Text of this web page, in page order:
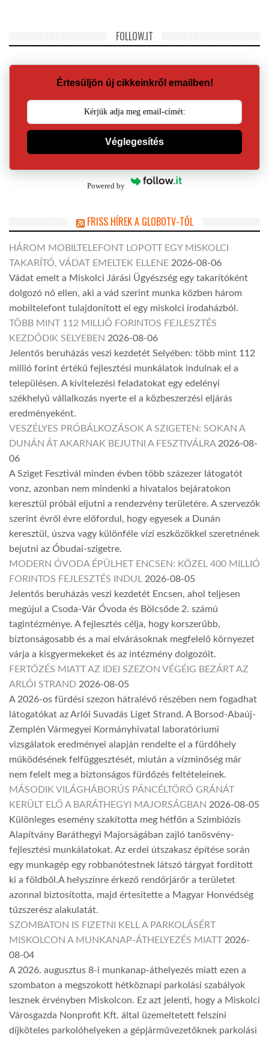
FOLLOW.IT
Értesüljön új cikkeinkről emailben!
Véglegesítés
Powered by
FRISS HÍREK A GLOBOTV-TŐL
HÁROM MOBILTELEFONT LOPOTT EGY MISKOLCI
TAKARÍTÓ, VÁDAT EMELTEK ELLENE 2026-08-06
Vádat emelt a Miskolci Járási Ügyészség egy takarítóként
dolgozó nő ellen, aki a vád szerint munka közben három
mobiltelefont tulajdonított el egy miskolci irodaházból.
TÖBB MINT 112 MILLIÓ FORINTOS FEJLESZTÉS
KEZDŐDIK SELYEBEN 2026-08-06
Jelentős beruházás veszi kezdetét Selyében: több mint 112
millió forint értékű fejlesztési munkálatok indulnak el a
településen. A kivitelezési feladatokat egy edelényi
székhelyű vállalkozás nyerte el a közbeszerzési eljárás
eredményeként.
VESZÉLYES PRÓBÁLKOZÁSOK A SZIGETEN: SOKAN A
DUNÁN ÁT AKARNAK BEJUTNI A FESZTIVÁLRA 2026-08-
06
A Sziget Fesztivál minden évben több százezer látogatót
vonz, azonban nem mindenki a hivatalos bejáratokon
keresztül próbál eljutni a rendezvény területére. A szervezők
szerint évről évre előfordul, hogy egyesek a Dunán
keresztül, úszva vagy különféle vízi eszközökkel szeretnének
bejutni az Óbudai-szigetre.
MODERN ÓVODA ÉPÜLHET ENCSEN: KÖZEL 400 MILLIÓ
FORINTOS FEJLESZTÉS INDUL 2026-08-05
Jelentős beruházás veszi kezdetét Encsen, ahol teljesen
megújul a Csoda-Vár Óvoda és Bölcsőde 2. számú
tagintézménye. A fejlesztés célja, hogy korszerűbb,
biztonságosabb és a mai elvárásoknak megfelelő környezet
várja a kisgyermekeket és az intézmény dolgozóit.
FERTŐZÉS MIATT AZ IDEI SZEZON VÉGÉIG BEZÁRT AZ
ARLÓI STRAND 2026-08-05
A 2026-os fürdési szezon hátralévő részében nem fogadhat
látogatókat az Arlói Suvadás Liget Strand. A Borsod-Abaúj-
Zemplén Vármegyei Kormányhivatal laboratóriumi
vizsgálatok eredményei alapján rendelte el a fürdőhely
működésének felfüggesztését, miután a vízminőség már
nem felelt meg a biztonságos fürdőzés feltételeinek.
MÁSODIK VILÁGHÁBORÚS PÁNCÉLTÖRŐ GRÁNÁT
KERÜLT ELŐ A BARÁTHEGYI MAJORSÁGBAN 2026-08-05
Különleges esemény szakította meg hétfőn a Szimbiózis
Alapítvány Baráthegyi Majorságában zajló tanösvény-
fejlesztési munkálatokat. Az erdei útszakasz építése során
egy munkagép egy robbanótestnek látszó tárgyat fordított
ki a földből.A helyszínre érkező rendőrjárőr a területet
azonnal biztosította, majd értesítette a Magyar Honvédség
tűzszerész alakulatát.
SZOMBATON IS FIZETNI KELL A PARKOLÁSÉRT
MISKOLCON A MUNKANAP-ÁTHELYEZÉS MIATT 2026-
08-04
A 2026. augusztus 8-i munkanap-áthelyezés miatt ezen a
szombaton a megszokott hétköznapi parkolási szabályok
lesznek érvényben Miskolcon. Ez azt jelenti, hogy a Miskolci
Városgazda Nonprofit Kft. által üzemeltetett felszíni
díjköteles parkolóhelyeken a gépjárművezetőknek parkolási